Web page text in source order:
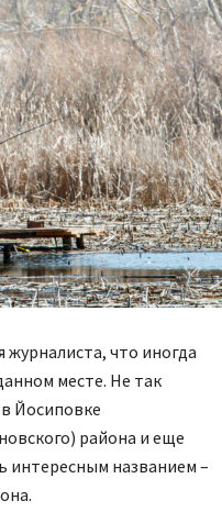
что иногда
месте. Не так
Йосиповке
района и еще
интересным названием –